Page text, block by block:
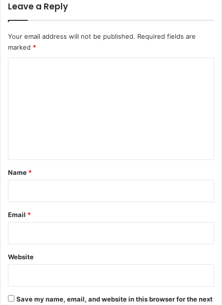
Leave a Reply
Your email address will not be published. Required fields are
marked *
*
Name *
Email *
Website
Save my name, email, and website in this browser for the next